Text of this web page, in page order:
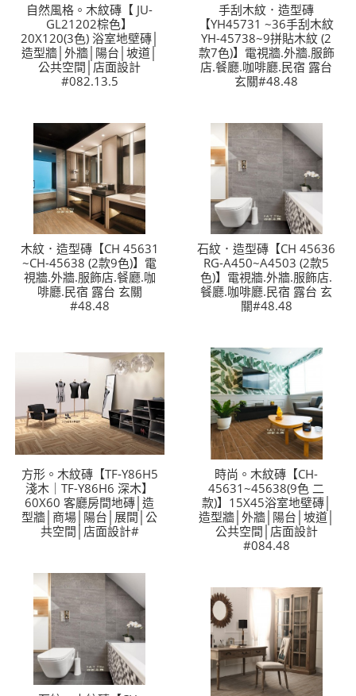
自然風格。木紋磚【 JU-
GL21202棕色】
20X120(3色) 浴室地壁磚│
造型牆│外牆│陽台│坡道│
公共空間│店面設計
#082.13.5
手刮木紋．造型磚
【YH45731 ~36手刮木紋
YH-45738~9拼貼木紋 (2
款7色)】電視牆.外牆.服飾
店.餐廳.咖啡廳.民宿 露台
玄關#48.48
木紋．造型磚【CH 45631
~CH-45638 (2款9色)】電
視牆.外牆.服飾店.餐廳.咖
啡廳.民宿 露台 玄關
#48.48
石紋．造型磚【CH 45636
RG-A450~A4503 (2款5
色)】電視牆.外牆.服飾店.
餐廳.咖啡廳.民宿 露台 玄
關#48.48
方形。木紋磚【TF-Y86H5
淺木｜TF-Y86H6 深木】
60X60 客廳房間地磚│造
型牆│商場│陽台│展間│公
共空間│店面設計#
時尚。木紋磚【CH-
45631~45638(9色 二
款)】15X45浴室地壁磚│
造型牆│外牆│陽台│坡道│
公共空間│店面設計
#084.48